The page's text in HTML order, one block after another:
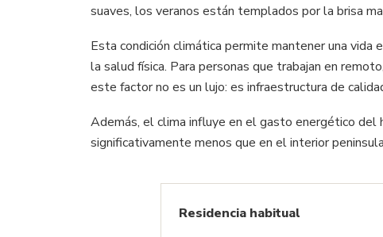
suaves, los veranos están templados por la brisa
Esta condición climática permite mantener una
la salud física. Para personas que trabajan en
este factor no es un lujo: es infraestructura de
Además, el clima influye en el gasto energético del
significativamente menos que en el interior
Residencia habitual